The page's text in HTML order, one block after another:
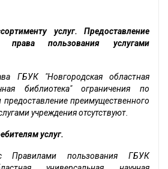
услуг. Предоставление
права пользования услугами
ГБУК "Новгородская областная
библиотека" ограничения по
предоставление преимущественного
учреждения отсутствуют.
услуг.
Правилами пользования ГБУК